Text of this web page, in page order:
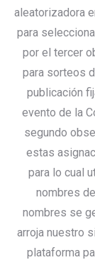
aleatorizadora
para
por el tercer
para sorteos
publicación
evento de la
segundo
estas
para lo cual
nombres
nombres se
arroja nuestro
plataforma